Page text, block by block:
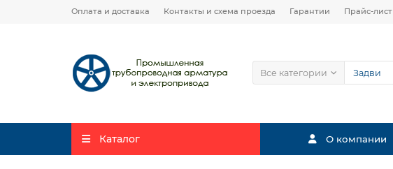
Оплата и доставка Контакты и схема проезда Гарантии Прайс-лист
Все категории
Каталог О компании